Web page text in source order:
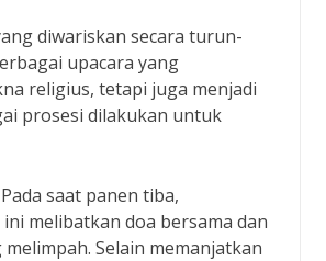
diwariskan secara turun-
upacara yang
religius, tetapi juga menjadi
prosesi dilakukan untuk
saat panen tiba,
melibatkan doa bersama dan
Selain memanjatkan